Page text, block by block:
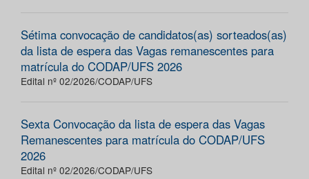
Sétima convocação de candidatos(as) sorteados(as)
da lista de espera das Vagas remanescentes para
matrícula do CODAP/UFS 2026
Edital nº 02/2026/CODAP/UFS
Sexta Convocação da lista de espera das Vagas
Remanescentes para matrícula do CODAP/UFS
2026
Edital nº 02/2026/CODAP/UFS